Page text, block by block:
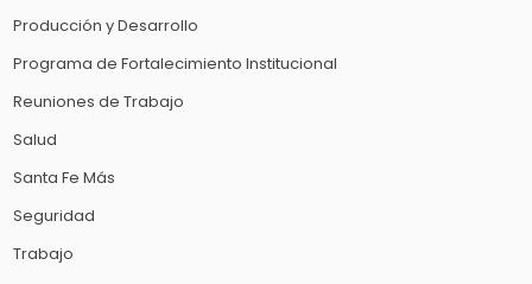
Producción y Desarrollo
Programa de Fortalecimiento Institucional
Reuniones de Trabajo
Salud
Santa Fe Más
Seguridad
Trabajo